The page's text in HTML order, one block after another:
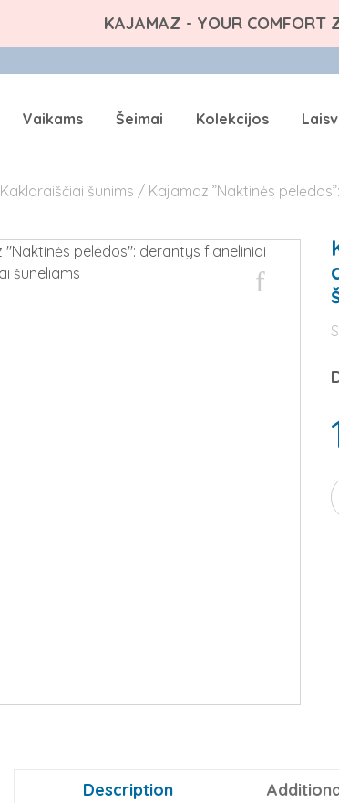
KAJAMAZ - YOUR COMFORT
Vaikams Šeimai Kolekcijos
Kaklaraiščiai šunims / Kajamaz ”Naktinės
Description